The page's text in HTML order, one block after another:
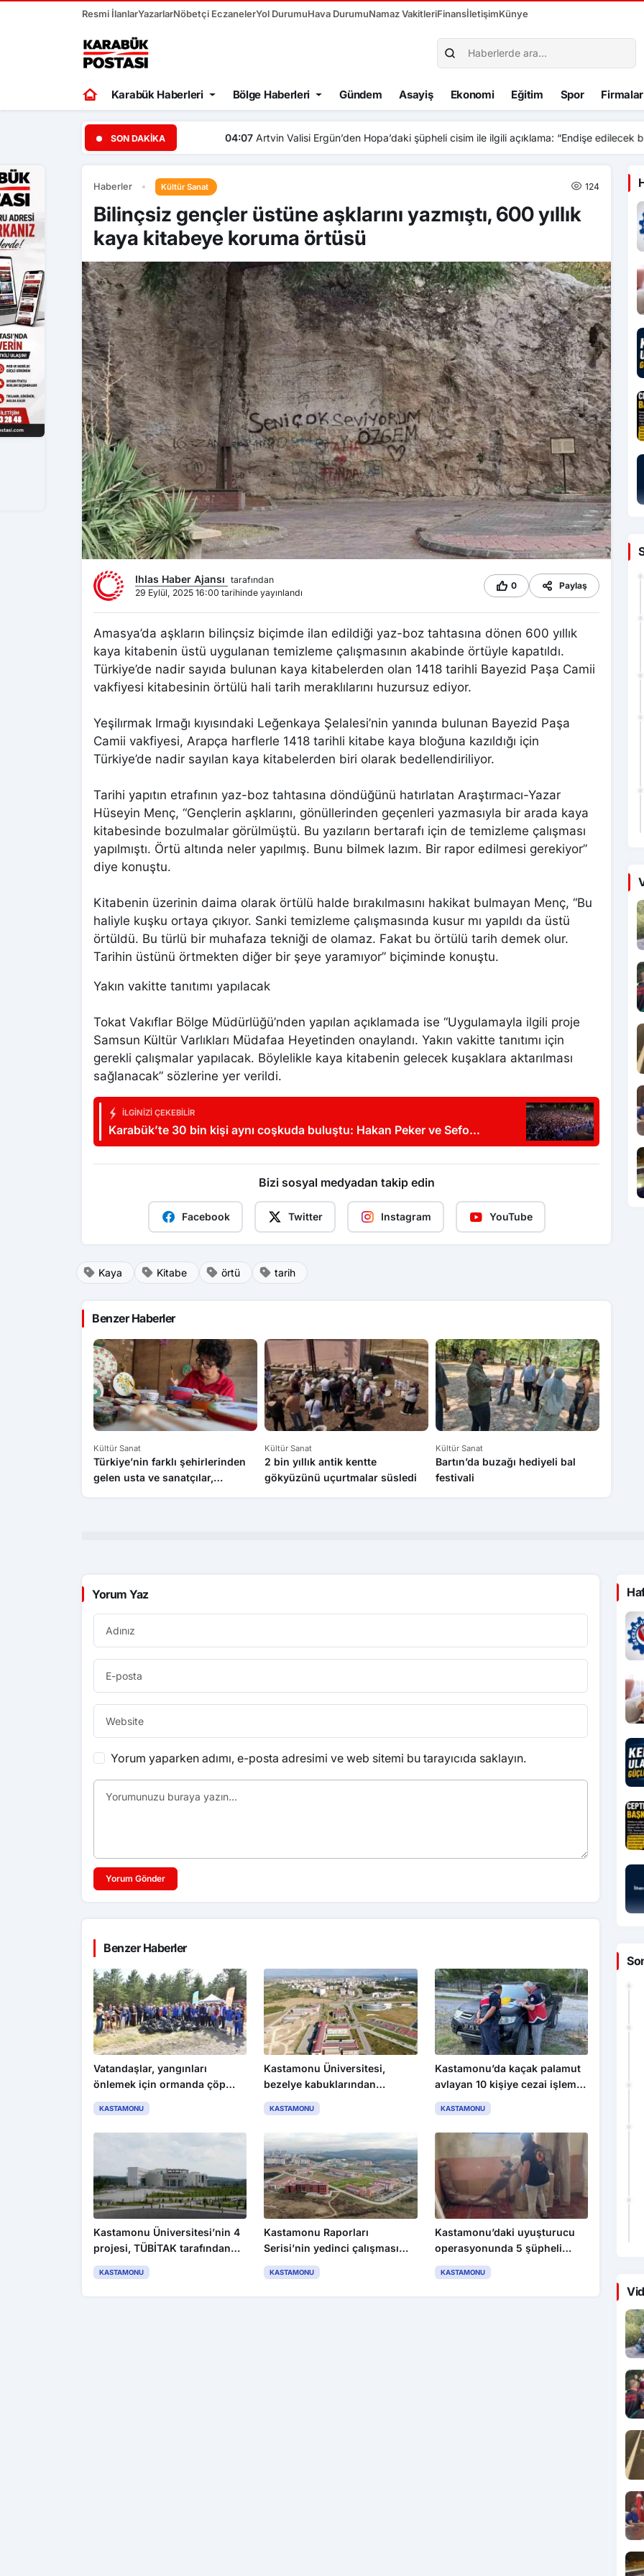
Resmi İlanlarYazarlarNöbetçi EczanelerYol DurumuHava DurumuNamaz VakitleriFinansİletişimKünye
Karabük Haberleri Bölge Haberleri Gündem Asayiş Ekonomi Eğitim Spor Firmalar
SON DAKIKA Artvin Valisi Ergün’den Hopa’daki şüpheli cisim ile ilgili açıklama: “Endişe edilecek bir
Haberler Kültür Sanat 124
Bilinçsiz gençler üstüne aşklarını yazmıştı, 600 yıllık
kaya kitabeye koruma örtüsü
Ihlas Haber Ajansı tarafından
29 Eylül, 2025 16:00 tarihinde yayınlandı
0 Paylaş
Amasya’da aşkların bilinçsiz biçimde ilan edildiği yaz-boz tahtasına dönen 600 yıllık
kaya kitabenin üstü uygulanan temizleme çalışmasının akabinde örtüyle kapatıldı.
Türkiye’de nadir sayıda bulunan kaya kitabelerden olan 1418 tarihli Bayezid Paşa Camii
vakfiyesi kitabesinin örtülü hali tarih meraklılarını huzursuz ediyor.
Yeşilırmak Irmağı kıyısındaki Leğenkaya Şelalesi’nin yanında bulunan Bayezid Paşa
Camii vakfiyesi, Arapça harflerle 1418 tarihli kitabe kaya bloğuna kazıldığı için
Türkiye’de nadir sayılan kaya kitabelerden biri olarak bedellendiriliyor.
Tarihi yapıtın etrafının yaz-boz tahtasına döndüğünü hatırlatan Araştırmacı-Yazar
Hüseyin Menç, “Gençlerin aşklarını, gönüllerinden geçenleri yazmasıyla bir arada kaya
kitabesinde bozulmalar görülmüştü. Bu yazıların bertarafı için de temizleme çalışması
yapılmıştı. Örtü altında neler yapılmış. Bunu bilmek lazım. Bir rapor edilmesi gerekiyor”
diye konuştu.
Kitabenin üzerinin daima olarak örtülü halde bırakılmasını hakikat bulmayan Menç, “Bu
haliyle kuşku ortaya çıkıyor. Sanki temizleme çalışmasında kusur mı yapıldı da üstü
örtüldü. Bu türlü bir muhafaza tekniği de olamaz. Fakat bu örtülü tarih demek olur.
Tarihin üstünü örtmekten diğer bir şeye yaramıyor” biçiminde konuştu.
Yakın vakitte tanıtımı yapılacak
Tokat Vakıflar Bölge Müdürlüğü’nden yapılan açıklamada ise “Uygulamayla ilgili proje
Samsun Kültür Varlıkları Müdafaa Heyetinden onaylandı. Yakın vakitte tanıtımı için
gerekli çalışmalar yapılacak. Böylelikle kaya kitabenin gelecek kuşaklara aktarılması
sağlanacak” sözlerine yer verildi.
İLGINIZI ÇEKEBILIR
Karabük’te 30 bin kişi aynı coşkuda buluştu: Hakan Peker ve Sefo
sahneyi salladı
Bizi sosyal medyadan takip edin
Facebook Twitter Instagram YouTube
Kaya Kitabe örtü tarih
Benzer Haberler
Kültür Sanat
Türkiye’nin farklı şehirlerinden
gelen usta ve sanatçılar,
Kültür Sanat
2 bin yıllık antik kentte
gökyüzünü uçurtmalar süsledi
Kültür Sanat
Bartın’da buzağı hediyeli bal
festivali
Yorum Yaz
Yorum yaparken adımı, e-posta adresimi ve web sitemi bu tarayıcıda saklayın.
Yorum Gönder
Benzer Haberler
Vatandaşlar, yangınları
önlemek için ormanda çöp
temizledi
KASTAMONU
Kastamonu Üniversitesi,
bezelye kabuklarından
biyokömür üretecek
KASTAMONU
Kastamonu’da kaçak palamut
avlayan 10 kişiye cezai işlem
uygulandı
KASTAMONU
Kastamonu Üniversitesi’nin 4
projesi, TÜBİTAK tarafından
desteklenecek
KASTAMONU
Kastamonu Raporları
Serisi’nin yedinci çalışması
yayımlandı
KASTAMONU
Kastamonu’daki uyuşturucu
operasyonunda 5 şüpheli
tutuklandı
KASTAMONU